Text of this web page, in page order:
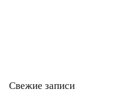
Свежие записи